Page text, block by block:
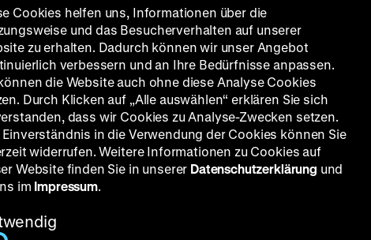
90' ·
Cookies helfen uns, Informationen über die
und das Besucherverhalten auf unserer
zu erhalten. Dadurch können wir unser Angebot
verbessern und an Ihre Bedürfnisse anpassen.
die Website auch ohne diese Analyse Cookies
Durch Klicken auf „Alle auswählen“ erklären Sie sich
dass wir Cookies zu Analyse-Zwecken setzen.
Einverständnis in die Verwendung der Cookies können Sie
widerrufen. Weitere Informationen zu Cookies auf
Website finden Sie in unserer Datenschutzerklärung und
im Impressum.